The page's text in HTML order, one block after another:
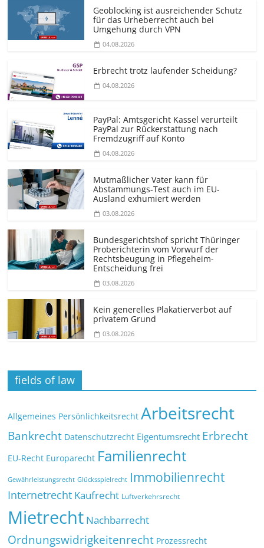
Geoblocking ist ausreichender Schutz
für das Urheberrecht auch bei
Umgehung durch VPN
04.08.2026
Erbrecht trotz laufender Scheidung?
04.08.2026
PayPal: Amtsgericht Kassel verurteilt
PayPal zur Rückerstattung nach
Fremdzugriff auf Konto
04.08.2026
Mutmaßlicher Vater kann für
Abstammungs-Test auch im EU-
Ausland exhumiert werden
03.08.2026
Bundesgerichtshof spricht Thüringer
Proberichterin vom Vorwurf der
Rechtsbeugung in Pflegeheim-
Entscheidung frei
03.08.2026
Kein generelles Plakatierverbot auf
privatem Grund
03.08.2026
fields of law
Allgemeines Persönlichkeitsrecht Arbeitsrecht
Bankrecht Datenschutzrecht Eigentumsrecht Erbrecht
EU-Recht Europarecht Familienrecht
Gewährleistungsrecht Glücksspielrecht Immobilienrecht
Internetrecht Kaufrecht Luftverkehrsrecht
Mietrecht Nachbarrecht
Ordnungswidrigkeitenrecht Prozessrecht